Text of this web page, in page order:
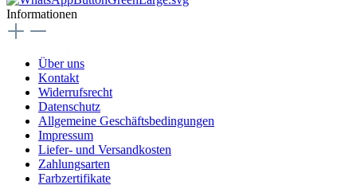
Informationen
Über uns
Kontakt
Widerrufsrecht
Datenschutz
Allgemeine Geschäftsbedingungen
Impressum
Liefer- und Versandkosten
Zahlungsarten
Farbzertifikate